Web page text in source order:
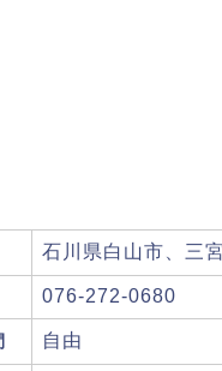
石川県白山市、三
076-272-0680
自由